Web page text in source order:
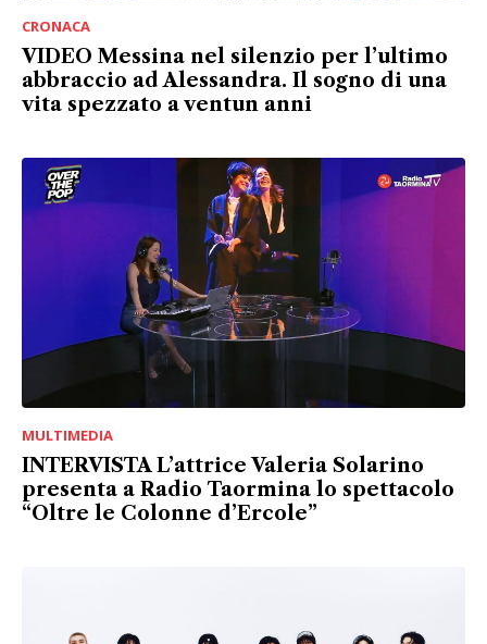
CRONACA
VIDEO Messina nel silenzio per l’ultimo
abbraccio ad Alessandra. Il sogno di una
vita spezzato a ventun anni
MULTIMEDIA
INTERVISTA L’attrice Valeria Solarino
presenta a Radio Taormina lo spettacolo
“Oltre le Colonne d’Ercole”